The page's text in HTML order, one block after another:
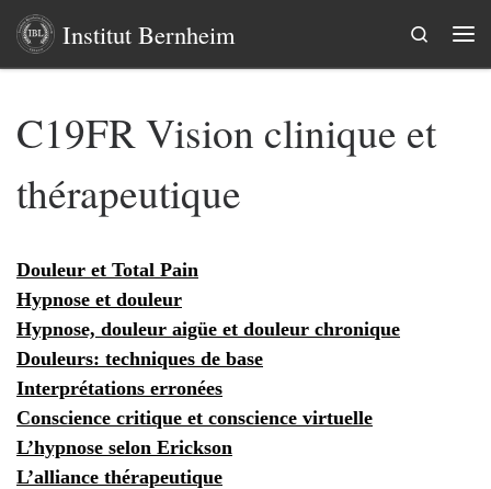
Skip to content
Institut Bernheim
Search
C19FR Vision clinique et
thérapeutique
Douleur et Total Pain
Hypnose et douleur
Hypnose, douleur aigüe et douleur chronique
Douleurs: techniques de base
Interprétations erronées
Conscience critique et conscience virtuelle
L’hypnose selon Erickson
L’alliance thérapeutique